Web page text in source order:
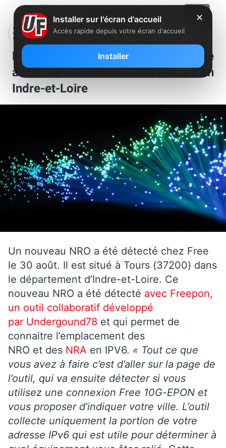
Fibre : le réseau FTTH de Free
accueille un nouveau NRO à Tours en
Indre-et-Loire
Un nouveau NRO a été détecté chez Free
le 30 août. Il est situé à Tours (37200) dans
le département d’Indre-et-Loire. Ce
nouveau NRO a été détecté avec Freepon,
un outil collaboratif développé
par Undergound78 et qui permet de
connaitre l’emplacement des
NRO et des NRA en IPV6. « Tout ce que
vous avez à faire c’est d’aller sur la page de
l’outil, qui va ensuite détecter si vous
utilisez une connexion Free 10G-EPON et
vous proposer d’indiquer votre ville. L’outil
collecte uniquement la portion de votre
adresse IPv6 qui est utile pour déterminer à
✕
Installer sur l'écran d'accueil
Accès rapide depuis votre écran d'accueil
Installer